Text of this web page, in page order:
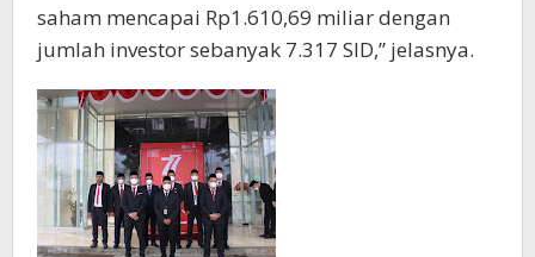
saham mencapai Rp1.610,69 miliar dengan
jumlah investor sebanyak 7.317 SID,” jelasnya.